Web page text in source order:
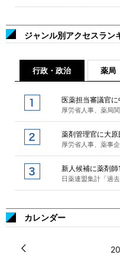
ジャンル別アクセスラン
行政・政治 薬局
医薬担当審議官
厚労省人事、薬局
薬剤管理官に大原
厚労省人事、薬事
新人候補に薬剤
日薬連盟集計「過
カレンダー